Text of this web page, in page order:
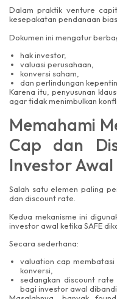
Dalam praktik venture
kesepakatan pendanaan
Dokumen ini mengatur
hak investor,
valuasi perusahaan,
konversi saham,
dan perlindungan
Karena itu, penyusunan
agar tidak menimbulkan
Memahami
Cap dan
Investor Awal
Salah satu elemen paling
dan discount rate.
Kedua mekanisme ini
investor awal ketika SAFE
Secara sederhana:
valuation cap membatasi
konversi,
sedangkan discount
bagi investor awal